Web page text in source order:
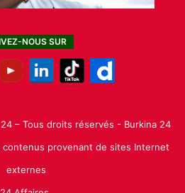
NOUS SUR
– Tous droits réservés - Burkina 24
provenant de sites Internet
externes